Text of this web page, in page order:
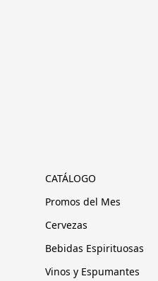
CATÁLOGO
Promos del Mes
Cervezas
Bebidas Espirituosas
Vinos y Espumantes